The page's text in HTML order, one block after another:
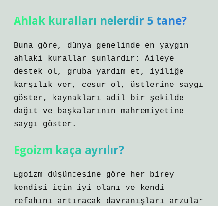
Ahlak kuralları nelerdir 5 tane?
Buna göre, dünya genelinde en yaygın
ahlaki kurallar şunlardır: Aileye
destek ol, gruba yardım et, iyiliğe
karşılık ver, cesur ol, üstlerine saygı
göster, kaynakları adil bir şekilde
dağıt ve başkalarının mahremiyetine
saygı göster.
Egoizm kaça ayrılır?
Egoizm düşüncesine göre her birey
kendisi için iyi olanı ve kendi
refahını artıracak davranışları arzular